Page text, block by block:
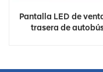
Pantalla LED de
trasera de